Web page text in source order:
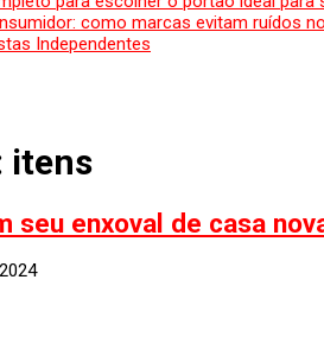
como marcas evitam ruídos
Independentes
itens
seu enxoval de casa